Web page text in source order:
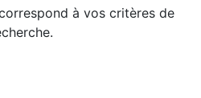
à vos critères de